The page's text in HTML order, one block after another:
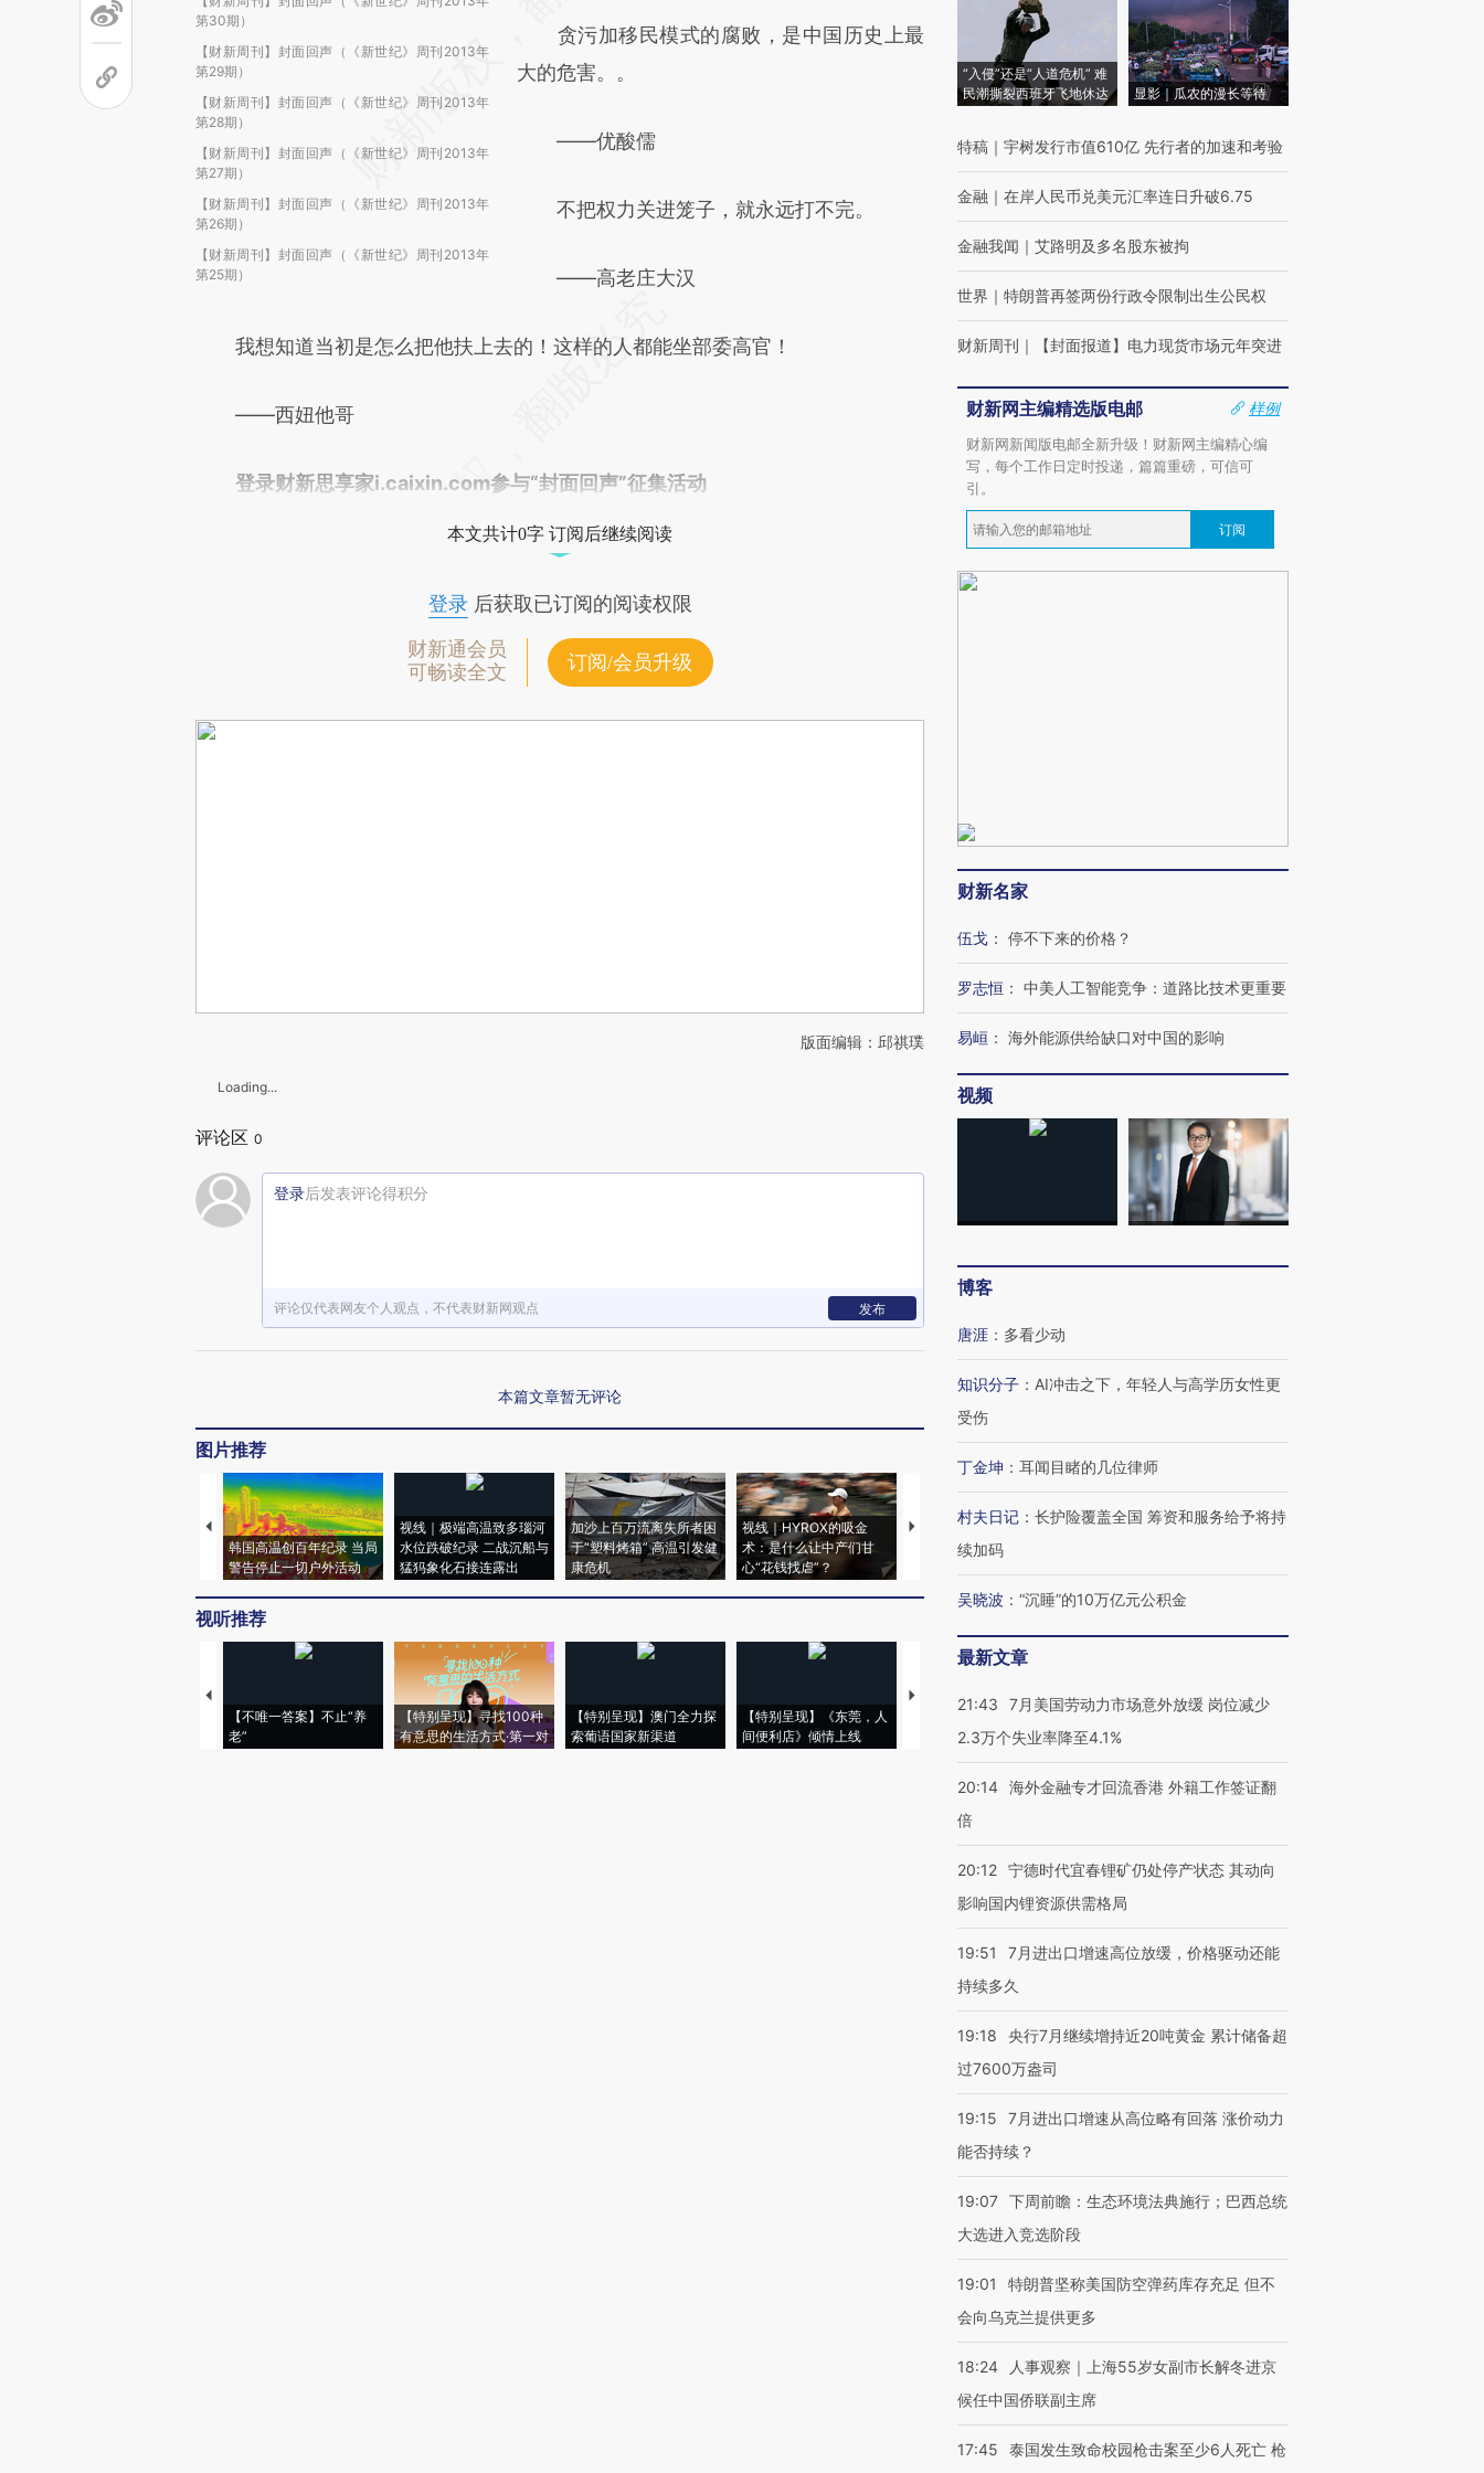
第30期）
【财新周刊】封面回声（《新世纪》周刊2013年
第29期）
【财新周刊】封面回声（《新世纪》周刊2013年
第28期）
【财新周刊】封面回声（《新世纪》周刊2013年
第27期）
【财新周刊】封面回声（《新世纪》周刊2013年
第26期）
【财新周刊】封面回声（《新世纪》周刊2013年
第25期）
贪污加移民模式的腐败，是中国历史上最
大的危害。。
——优酸儒
不把权力关进笼子，就永远打不完。
——高老庄大汉
我想知道当初是怎么把他扶上去的！这样的人都能坐部委高官！
——西妞他哥
登录财新思享家i.caixin.com参与“封面回声”征集活动
本文共计0字 订阅后继续阅读
登录后获取已订阅的阅读权限
财新通会员
可畅读全文
订阅/会员升级
版面编辑：邱祺璞
Loading...
评论区 0
登录后发表评论得积分
评论仅代表网友个人观点，不代表财新网观点 发布
本篇文章暂无评论
图片推荐
韩国高温创百年纪录 当局
警告停止一切户外活动
视线｜极端高温致多瑙河
水位跌破纪录 二战沉船与
猛犸象化石接连露出
加沙上百万流离失所者困
于“塑料烤箱” 高温引发健
康危机
视线｜HYROX的吸金
术：是什么让中产们甘
心“花钱找虐”？
马航飞行员跨国走私7万
粒摇头丸 尿检体内含3种
视线｜被称为“蟑螂”的印
视线｜“入侵”还是“人道危
视听推荐
【不唯一答案】不止“养
老”
【特别呈现】寻找100种
有意思的生活方式·第一对
【特别呈现】澳门全力探
索葡语国家新渠道
【特别呈现】《东莞，人
间便利店》倾情上线
【推广】走进第四届链博
会，让数智科技“链”接产
【特别呈现】寻找100种
有意思的生活方式·第三对
【商旅对话】华住集团
CFO：不靠规模取胜，华
“入侵”还是“人道危机” 难
民潮撕裂西班牙飞地休达
显影｜瓜农的漫长等待
特稿 ｜ 宇树发行市值610亿 先行者的加速和考验
金融 ｜ 在岸人民币兑美元汇率连日升破6.75
金融我闻 ｜ 艾路明及多名股东被拘
世界 ｜ 特朗普再签两份行政令限制出生公民权
财新周刊 ｜ 【封面报道】电力现货市场元年突进
财新网主编精选版电邮
样例
财新网新闻版电邮全新升级！财新网主编精心编
写，每个工作日定时投递，篇篇重磅，可信可
引。
订阅
财新名家
伍戈 ： 停不下来的价格？
罗志恒 ： 中美人工智能竞争：道路比技术更重要
易峘 ： 海外能源供给缺口对中国的影响
视频
博客
唐涯 ： 多看少动
知识分子 ： AI冲击之下，年轻人与高学历女性更
受伤
丁金坤 ： 耳闻目睹的几位律师
村夫日记 ： 长护险覆盖全国 筹资和服务给予将持
续加码
吴晓波 ： “沉睡”的10万亿元公积金
最新文章
21:43
7月美国劳动力市场意外放缓 岗位减少
2.3万个失业率降至4.1%
20:14 海外金融专才回流香港 外籍工作签证翻
倍
20:12 宁德时代宜春锂矿仍处停产状态 其动向
影响国内锂资源供需格局
19:51
7月进出口增速高位放缓，价格驱动还能
持续多久
19:18
央行7月继续增持近20吨黄金 累计储备超
过7600万盎司
19:15
7月进出口增速从高位略有回落 涨价动力
能否持续？
19:07 下周前瞻：生态环境法典施行；巴西总统
大选进入竞选阶段
19:01
特朗普坚称美国防空弹药库存充足 但不
会向乌克兰提供更多
18:24
人事观察｜上海55岁女副市长解冬进京
候任中国侨联副主席
17:45 泰国发生致命校园枪击案至少6人死亡 枪